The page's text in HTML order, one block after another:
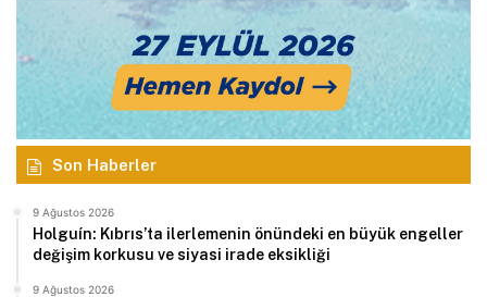
Son Haberler
9 Ağustos 2026
Holguín: Kıbrıs’ta ilerlemenin önündeki en büyük engeller
değişim korkusu ve siyasi irade eksikliği
9 Ağustos 2026